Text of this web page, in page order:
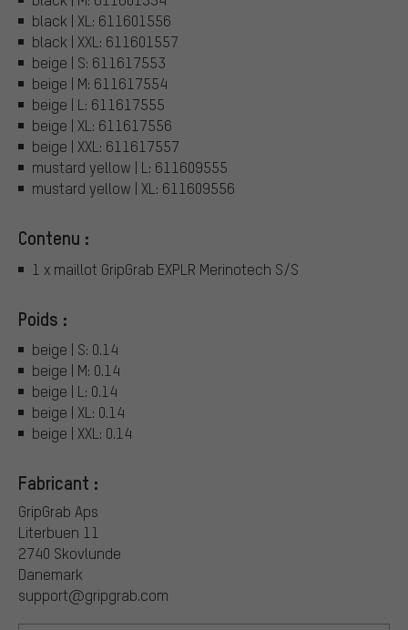
black | XL: 611601556
black | XXL: 611601557
beige | S: 611617553
beige | M: 611617554
beige | L: 611617555
beige | XL: 611617556
beige | XXL: 611617557
mustard yellow | L: 611609555
mustard yellow | XL: 611609556
Contenu :
1 x maillot GripGrab EXPLR Merinotech S/S
Poids :
beige | S: 0.14
beige | M: 0.14
beige | L: 0.14
beige | XL: 0.14
beige | XXL: 0.14
Fabricant :
GripGrab Aps
Literbuen 11
2740 Skovlunde
Danemark
support@gripgrab.com